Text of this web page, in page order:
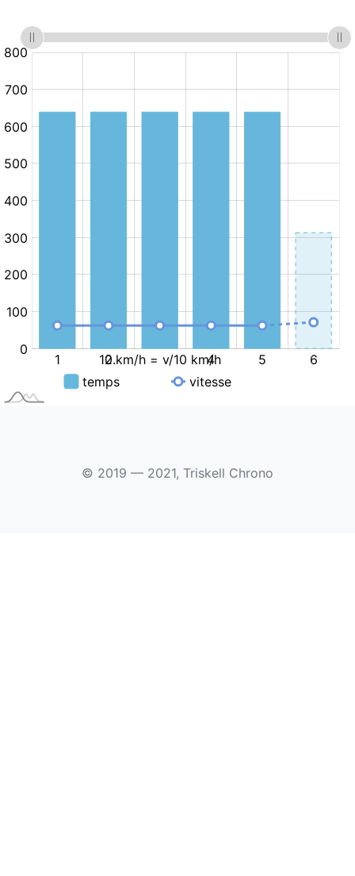
Minutes
10.km/h
© 2019 — 2021, Triskell Chrono